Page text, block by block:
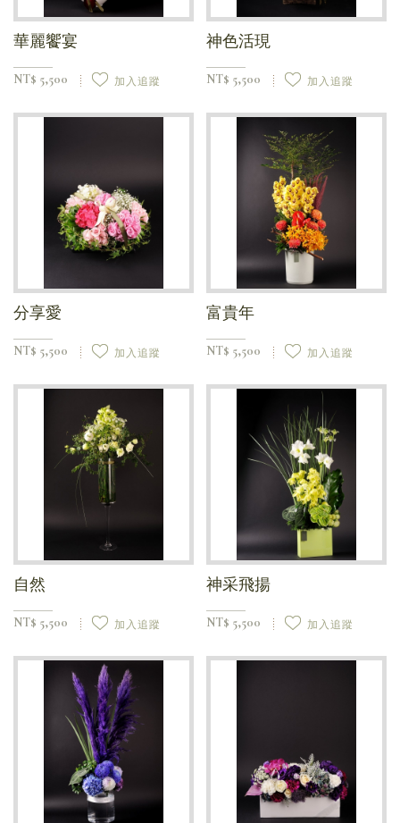
華麗饗宴
NT$ 5,500 加入追蹤
神色活現
NT$ 5,500 加入追蹤
分享愛
NT$ 5,500 加入追蹤
富貴年
NT$ 5,500 加入追蹤
自然
NT$ 5,500 加入追蹤
神采飛揚
NT$ 5,500 加入追蹤